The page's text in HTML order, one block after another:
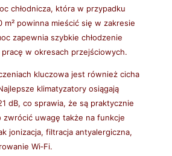
chłodnicza, która w przypadku
m² powinna mieścić się w zakresie
zapewnia szybkie chłodzenie
w okresach przejściowych.
kluczowa jest również cicha
klimatyzatory osiągają
dB, co sprawia, że są praktycznie
zwrócić uwagę także na funkcje
jonizacja, filtracja antyalergiczna,
Wi‑Fi.